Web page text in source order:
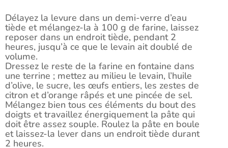
Délayez la levure dans un demi-verre d’eau
tiède et mélangez-la à 100 g de farine, laissez
reposer dans un endroit tiède, pendant 2
heures, jusqu’à ce que le levain ait doublé de
volume.
Dressez le reste de la farine en fontaine dans
une terrine ; mettez au milieu le levain, l’huile
d’olive, le sucre, les œufs entiers, les zestes de
citron et d’orange râpés et une pincée de sel.
Mélangez bien tous ces éléments du bout des
doigts et travaillez énergiquement la pâte qui
doit être assez souple. Roulez la pâte en boule
et laissez-la lever dans un endroit tiède durant
2 heures.